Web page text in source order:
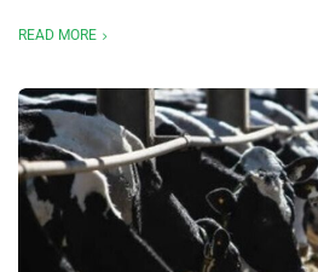
READ MORE